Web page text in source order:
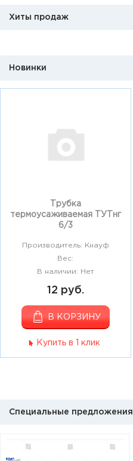
Хиты продаж
Новинки
Трубка
термоусаживаемая ТУТнг
6/3
Производитель: Кнауф
Вес:
В наличии: Нет
12 руб.
В КОРЗИНУ
Купить в 1 клик
Специальные предложения